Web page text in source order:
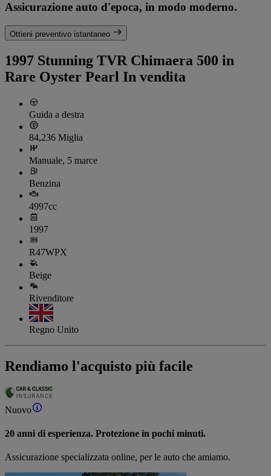
Assicurazione auto d'epoca, in modo moderno.
Ottieni preventivo istantaneo
1997 Stunning TVR Chimaera 500 in
Rare Oyster Pearl In vendita
Guida a destra
84,236 Miglia
Manuale, 5 marce
Benzina
4997cc
1997
R47WPX
Beige
Rivenditore
Regno Unito
Rendiamo l'acquisto più facile
Nuovo
20 anni di esperienza. Protezione in pochi minuti.
Assicurazione specializzata online, per le auto che amiamo.